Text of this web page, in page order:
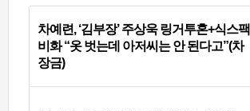
차예련, ‘김부장’ 주상욱 링거투혼+식스팩
비화 “옷 벗는데 아저씨는 안 된다고”(차
장금)